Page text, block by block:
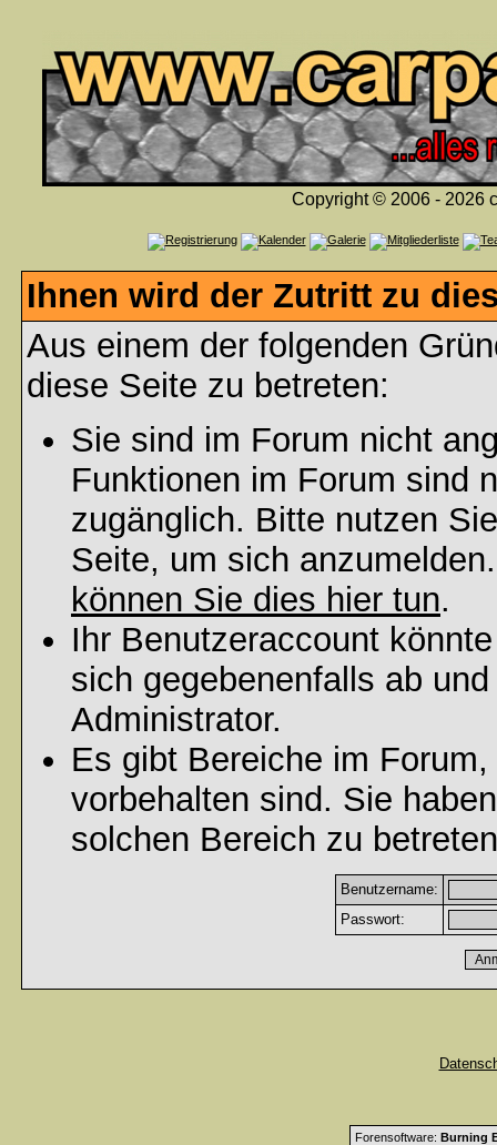
Copyright © 2006 - 2026
Ihnen wird der Zutritt zu
Aus einem der folgenden
diese Seite zu betreten:
Sie sind im Forum nicht
Funktionen im Forum sind
zugänglich. Bitte nutzen
Seite, um sich
können Sie dies hier tun.
Ihr Benutzeraccount
sich gegebenenfalls ab
Administrator.
Es gibt Bereiche im
vorbehalten sind. Sie
solchen Bereich zu
Benutzername:
Passwort:
Forensoftware: Burning